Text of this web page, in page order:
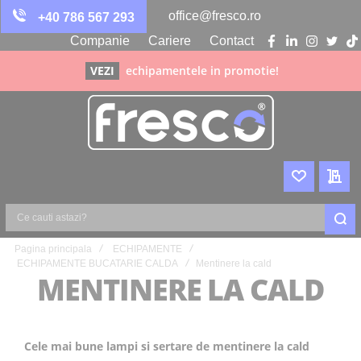
+40 786 567 293
office@fresco.ro
Companie
Cariere Contact
facebook
linkedin
VEZI echipamentele in promotie!
WISHLIST
Ce
cauti
astazi?
Pagina principala
ECHIPAMENTE
ECHIPAMENTE BUCATARIE CALDA
Mentinere la cald
MENTINERE LA CALD
Cele mai bune lampi si sertare de mentinere la cald